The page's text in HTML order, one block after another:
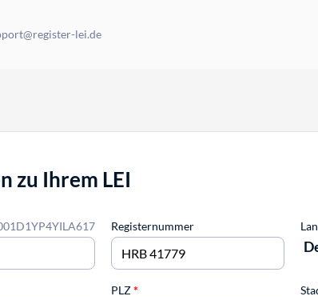
lei.de
zu Ihrem LEI
Registernummer
PLZ*